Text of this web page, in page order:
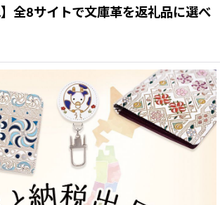
】全8サイトで文庫革を返礼品に選べ